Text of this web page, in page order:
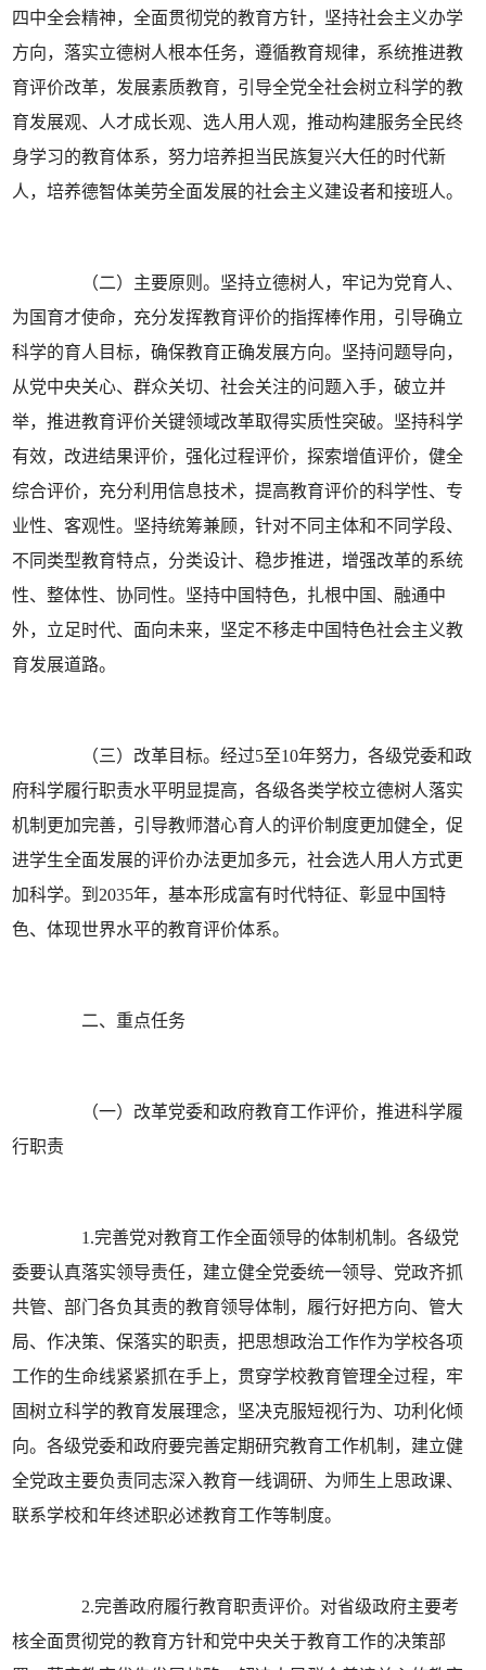
四中全会精神，全面贯彻党的教育方针，坚持社会主义办学
方向，落实立德树人根本任务，遵循教育规律，系统推进教
育评价改革，发展素质教育，引导全党全社会树立科学的教
育发展观、人才成长观、选人用人观，推动构建服务全民终
身学习的教育体系，努力培养担当民族复兴大任的时代新
人，培养德智体美劳全面发展的社会主义建设者和接班人。
（二）主要原则。坚持立德树人，牢记为党育人、
为国育才使命，充分发挥教育评价的指挥棒作用，引导确立
科学的育人目标，确保教育正确发展方向。坚持问题导向，
从党中央关心、群众关切、社会关注的问题入手，破立并
举，推进教育评价关键领域改革取得实质性突破。坚持科学
有效，改进结果评价，强化过程评价，探索增值评价，健全
综合评价，充分利用信息技术，提高教育评价的科学性、专
业性、客观性。坚持统筹兼顾，针对不同主体和不同学段、
不同类型教育特点，分类设计、稳步推进，增强改革的系统
性、整体性、协同性。坚持中国特色，扎根中国、融通中
外，立足时代、面向未来，坚定不移走中国特色社会主义教
育发展道路。
（三）改革目标。经过5至10年努力，各级党委和政
府科学履行职责水平明显提高，各级各类学校立德树人落实
机制更加完善，引导教师潜心育人的评价制度更加健全，促
进学生全面发展的评价办法更加多元，社会选人用人方式更
加科学。到2035年，基本形成富有时代特征、彰显中国特
色、体现世界水平的教育评价体系。
二、重点任务
（一）改革党委和政府教育工作评价，推进科学履
行职责
1.完善党对教育工作全面领导的体制机制。各级党
委要认真落实领导责任，建立健全党委统一领导、党政齐抓
共管、部门各负其责的教育领导体制，履行好把方向、管大
局、作决策、保落实的职责，把思想政治工作作为学校各项
工作的生命线紧紧抓在手上，贯穿学校教育管理全过程，牢
固树立科学的教育发展理念，坚决克服短视行为、功利化倾
向。各级党委和政府要完善定期研究教育工作机制，建立健
全党政主要负责同志深入教育一线调研、为师生上思政课、
联系学校和年终述职必述教育工作等制度。
2.完善政府履行教育职责评价。对省级政府主要考
核全面贯彻党的教育方针和党中央关于教育工作的决策部